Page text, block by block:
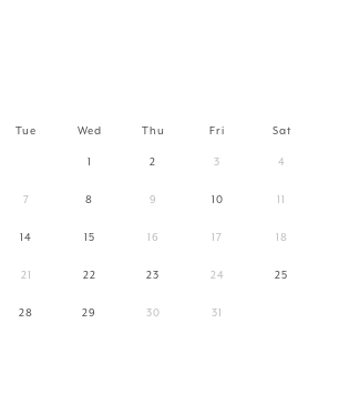
Tue Wed Thu Fri Sat
1 2 3 4
7 8 9 10 11
14 15 16 17 18
21 22 23 24 25
28 29 30 31